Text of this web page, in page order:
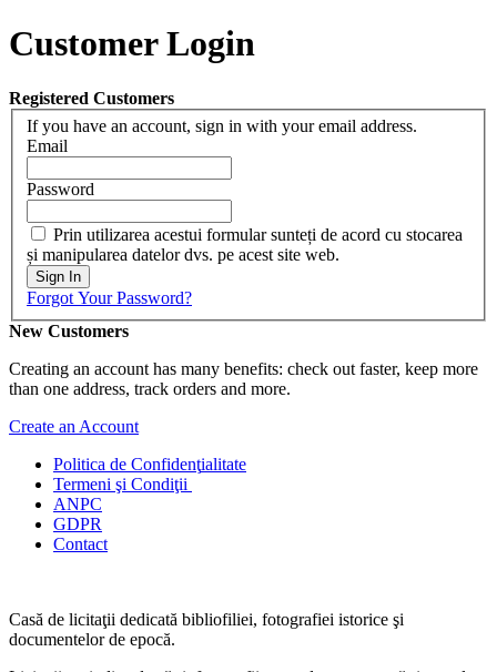
Customer Login
Registered Customers
If you have an account, sign in with your email address.
Email
Password
Prin utilizarea acestui formular sunteți de acord cu stocarea
și manipularea datelor dvs. pe acest site web.
Sign In
Forgot Your Password?
New Customers
Creating an account has many benefits: check out faster, keep more
than one address, track orders and more.
Create an Account
Politica de Confidenţialitate
Termeni şi Condiţii
ANPC
GDPR
Contact
Casă de licitaţii dedicată bibliofiliei, fotografiei istorice şi
documentelor de epocă.